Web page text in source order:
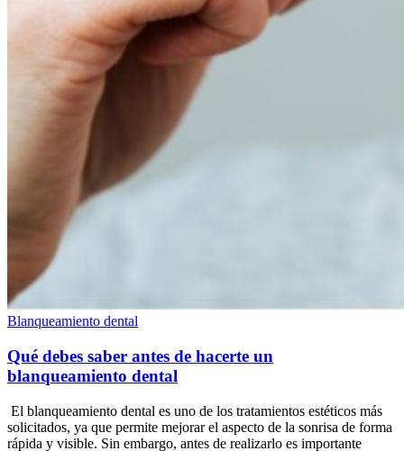
Blanqueamiento dental
Qué debes saber antes de hacerte un
blanqueamiento dental
El blanqueamiento dental es uno de los tratamientos estéticos más
solicitados, ya que permite mejorar el aspecto de la sonrisa de forma
rápida y visible. Sin embargo, antes de realizarlo es importante